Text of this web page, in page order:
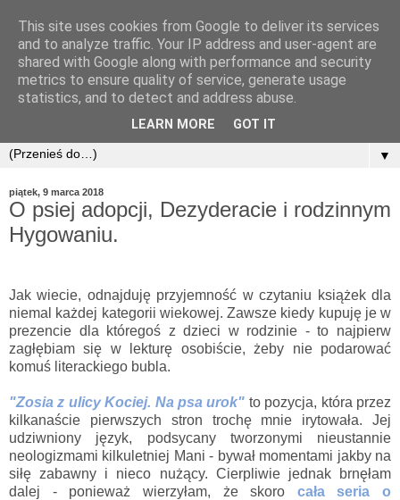
▼
piątek, 9 marca 2018
O psiej adopcji, Dezyderacie i rodzinnym
Hygowaniu.
Jak wiecie, odnajduję przyjemność w czytaniu książek dla
niemal każdej kategorii wiekowej. Zawsze kiedy kupuję je w
prezencie dla któregoś z dzieci w rodzinie - to najpierw
zagłębiam się w lekturę osobiście, żeby nie podarować
komuś literackiego bubla.
"Zosia z ulicy Kociej. Na psa urok" to pozycja, która przez
kilkanaście pierwszych stron trochę mnie irytowała. Jej
udziwniony język, podsycany tworzonymi nieustannie
neologizmami kilkuletniej Mani - bywał momentami jakby na
siłę zabawny i nieco nużący. Cierpliwie jednak brnęłam
dalej - ponieważ wierzyłam, że skoro cała seria o
This site uses cookies from Google to deliver its services
and to analyze traffic. Your IP address and user-agent are
shared with Google along with performance and security
metrics to ensure quality of service, generate usage
statistics, and to detect and address abuse.
LEARN MORE GOT IT